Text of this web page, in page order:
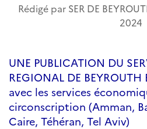
Rédigé par SER DE
2024
UNE PUBLICATION DU
REGIONAL DE
avec les services
circonscription (Amman,
Caire, Téhéran, Tel Aviv)